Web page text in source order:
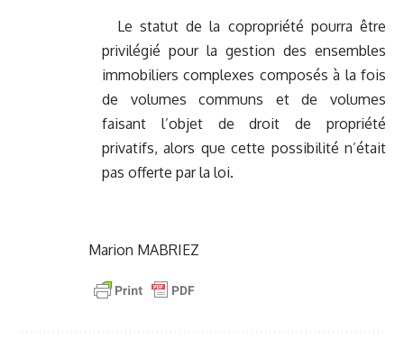
Le statut de la copropriété pourra être
privilégié pour la gestion des ensembles
immobiliers complexes composés à la fois
de volumes communs et de volumes
faisant l’objet de droit de propriété
privatifs, alors que cette possibilité n’était
pas offerte par la loi.
Marion MABRIEZ